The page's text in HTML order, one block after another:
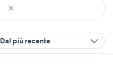
Dal più recente